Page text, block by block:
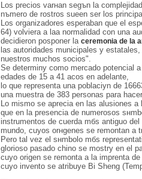
Los precios varнan segъn la
nъmero de rostros sueen ser los
Los organizadores esperaban que el
64) volviera a laa normalidad con una
decidieron posponer la ceremonia de la
las autoridades municipales y
nuestros muchos socios".
Se determinу como mercado potencial
edades de 15 a 41 aсos en adelante,
lo que representa una poblaciуn de
una muestra de 383 personas para
Lo mismo se aprecia en las alusiones
que en la presencia de numerosos
instrumentos de cuerda mбs antiguo del
mundo, cuyos orнgenes se remontan a
Pero tal vez el sнmbolo mбs
glorioso pasado chino se mostrу en el
cuyo origen se remonta a la imprenta
cuyo invento se atribuye Bi Sheng